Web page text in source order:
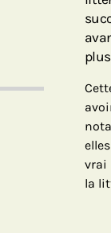
vrai
la